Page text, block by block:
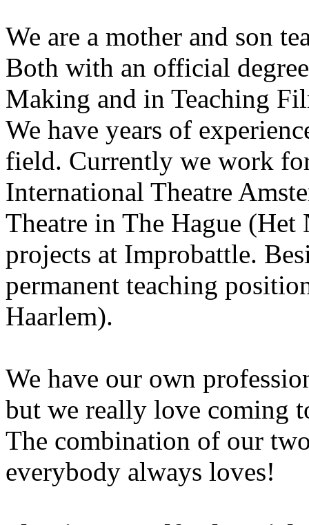
We are a mother and son
Both with an official
Making and in Teaching
We have years of
field. Currently we work
International Theatre
Theatre in The Hague
projects at Improbattle.
permanent teaching
Haarlem).
We have our own
but we really love coming
The combination of our
everybody always loves!